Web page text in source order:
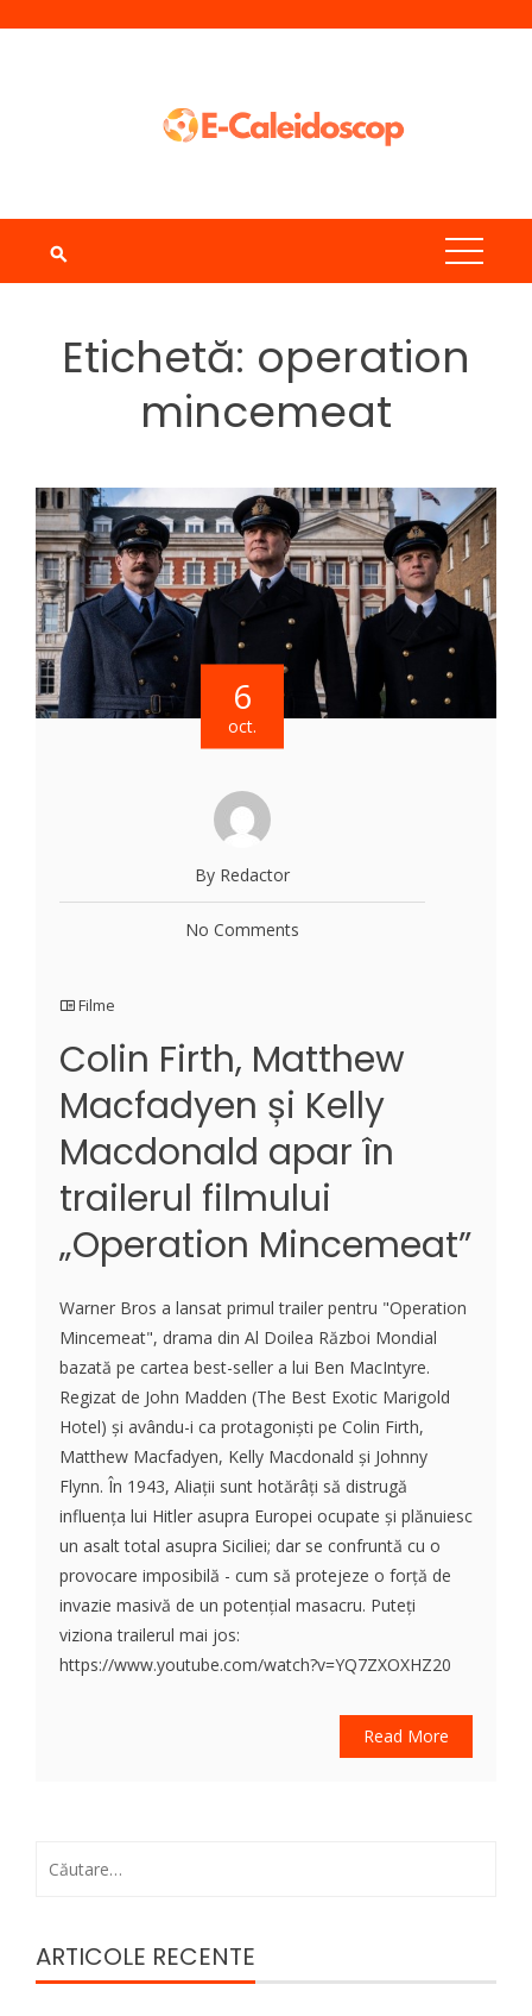
Etichetă: operation
mincemeat
6
oct.
By Redactor
No Comments
Filme
Colin Firth, Matthew
Macfadyen și Kelly
Macdonald apar în
trailerul filmului
„Operation Mincemeat”
Warner Bros a lansat primul trailer pentru "Operation
Mincemeat", drama din Al Doilea Război Mondial
bazată pe cartea best-seller a lui Ben MacIntyre.
Regizat de John Madden (The Best Exotic Marigold
Hotel) și avându-i ca protagoniști pe Colin Firth,
Matthew Macfadyen, Kelly Macdonald și Johnny
Flynn. În 1943, Aliații sunt hotărâți să distrugă
influența lui Hitler asupra Europei ocupate și plănuiesc
un asalt total asupra Siciliei; dar se confruntă cu o
provocare imposibilă - cum să protejeze o forță de
invazie masivă de un potențial masacru. Puteți
viziona trailerul mai jos:
https://www.youtube.com/watch?v=YQ7ZXOXHZ20
Read More
ARTICOLE RECENTE